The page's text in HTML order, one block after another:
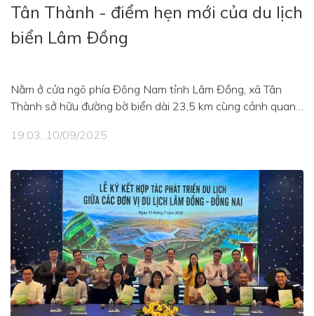
Tân Thành - điểm hẹn mới của du lịch
biển Lâm Ðồng
Nằm ở cửa ngõ phía Đông Nam tỉnh Lâm Đồng, xã Tân
Thành sở hữu đường bờ biển dài 23,5 km cùng cảnh quan
phong phú và không gian nghỉ dưỡng trong lành. Không chỉ
vùng đất giàu giá trị lịch sử, văn hóa, đang từng bước
khẳng định vị trí trong hành trình phát triển du lịch biển của
tỉnh.
19:03, 10/09/2025